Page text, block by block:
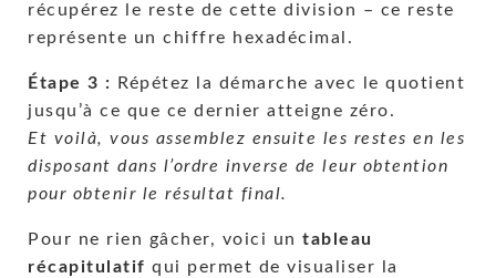
récupérez le reste de cette division – ce reste
représente un chiffre hexadécimal.
Étape 3 : Répétez la démarche avec le quotient
jusqu’à ce que ce dernier atteigne zéro.
Et voilà, vous assemblez ensuite les restes en les
disposant dans l’ordre inverse de leur obtention
pour obtenir le résultat final.
Pour ne rien gâcher, voici un tableau
récapitulatif qui permet de visualiser la